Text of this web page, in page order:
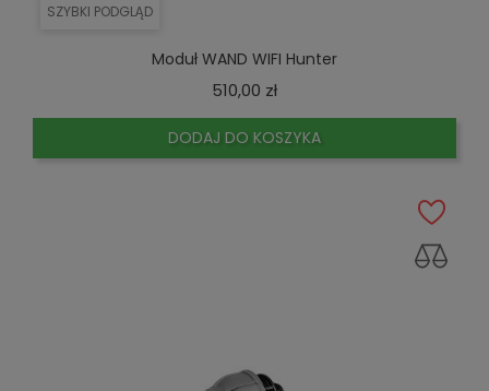
SZYBKI PODGLĄD
Moduł WAND WIFI Hunter
510,00 złCena
DODAJ DO KOSZYKA